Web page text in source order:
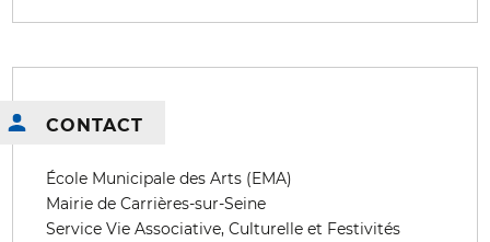
CONTACT
École Municipale des Arts (EMA)
Mairie de Carrières-sur-Seine
Service Vie Associative, Culturelle et Festivités